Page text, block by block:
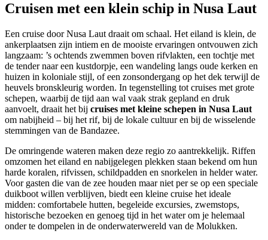
Cruisen met een klein schip in Nusa Laut
Een cruise door Nusa Laut draait om schaal. Het eiland is klein, de
ankerplaatsen zijn intiem en de mooiste ervaringen ontvouwen zich
langzaam: ’s ochtends zwemmen boven rifvlakten, een tochtje met
de tender naar een kustdorpje, een wandeling langs oude kerken en
huizen in koloniale stijl, of een zonsondergang op het dek terwijl de
heuvels bronskleurig worden. In tegenstelling tot cruises met grote
schepen, waarbij de tijd aan wal vaak strak gepland en druk
aanvoelt, draait het bij cruises met kleine schepen in Nusa Laut
om nabijheid – bij het rif, bij de lokale cultuur en bij de wisselende
stemmingen van de Bandazee.
De omringende wateren maken deze regio zo aantrekkelijk. Riffen
omzomen het eiland en nabijgelegen plekken staan bekend om hun
harde koralen, rifvissen, schildpadden en snorkelen in helder water.
Voor gasten die van de zee houden maar niet per se op een speciale
duikboot willen verblijven, biedt een kleine cruise het ideale
midden: comfortabele hutten, begeleide excursies, zwemstops,
historische bezoeken en genoeg tijd in het water om je helemaal
onder te dompelen in de onderwaterwereld van de Molukken.